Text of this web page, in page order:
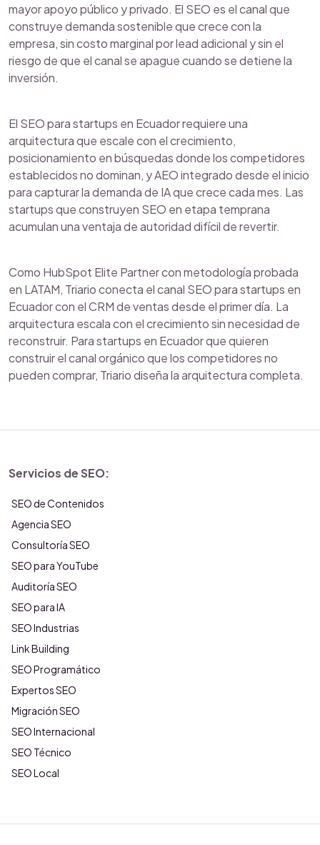
mayor apoyo público y privado. El SEO es el canal que
construye demanda sostenible que crece con la
empresa, sin costo marginal por lead adicional y sin el
riesgo de que el canal se apague cuando se detiene la
inversión.
El SEO para startups en Ecuador requiere una
arquitectura que escale con el crecimiento,
posicionamiento en búsquedas donde los competidores
establecidos no dominan, y AEO integrado desde el inicio
para capturar la demanda de IA que crece cada mes. Las
startups que construyen SEO en etapa temprana
acumulan una ventaja de autoridad difícil de revertir.
Como HubSpot Elite Partner con metodología probada
en LATAM, Triario conecta el canal SEO para startups en
Ecuador con el CRM de ventas desde el primer día. La
arquitectura escala con el crecimiento sin necesidad de
reconstruir. Para startups en Ecuador que quieren
construir el canal orgánico que los competidores no
pueden comprar, Triario diseña la arquitectura completa.
Servicios de SEO:
SEO de Contenidos
Agencia SEO
Consultoría SEO
SEO para YouTube
Auditoría SEO
SEO para IA
SEO Industrias
Link Building
SEO Programático
Expertos SEO
Migración SEO
SEO Internacional
SEO Técnico
SEO Local